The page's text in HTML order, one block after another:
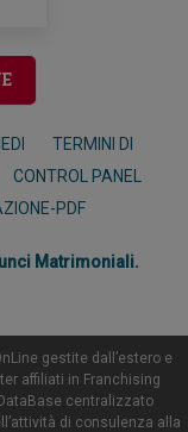
TERMINI DI
CONTROL PANEL
PDF
Matrimoniali.
gestite dall’estero e
affiliati in Franchising
centralizzato
di consulenza alla